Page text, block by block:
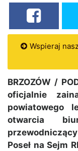
Wspieraj
BRZOZÓW /
oficjalnie
powiatowego
otwarcia
Poseł na Sejm